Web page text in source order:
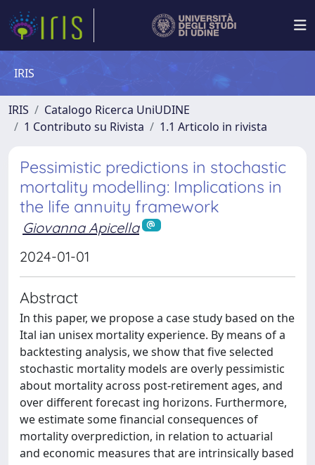
IRIS
IRIS
Catalogo Ricerca UniUDINE
1 Contributo su Rivista
1.1 Articolo in rivista
Pessimistic predictions in stochastic
mortality modelling: Implications in
the life annuity framework
Giovanna Apicella
2024-01-01
Abstract
In this paper, we propose a case study based on the
Ital ian unisex mortality experience. By means of a
backtesting analysis, we show that five selected
stochastic mortality models are overly pessimistic
about mortality across post-retirement ages, and
over different forecast ing horizons. Furthermore,
we estimate some financial consequences of
mortality overprediction, in relation to actuarial
and economic measures that are intrinsically based